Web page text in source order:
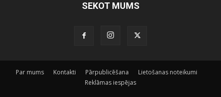
SEKOT MUMS
Par mums Kontakti Pārpublicēšana
Lietošanas noteikumi
Reklāmas iespējas